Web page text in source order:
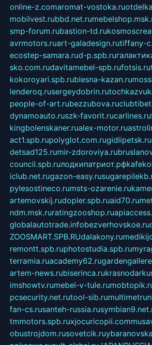
online-z.comaromat-vostoka.ru
mobilvest.rubbd.net.ru
smp-forum.rubastion-td.ru
avrmotors.ruart-galadesign.rutiffany-
ecostep-samara.rud-p.spb.ru
sko.com.rudavitamebel-spb.rufotsis.ru
kokoroyari.spb.rublesna-kazan.ru
lenderoq.rusergeydobrin.ru
people-of-art.rubezzubova.ru
dynamoauto.ruszk-favorit.rucarlines.ru
kingbolenskaner.rualex-motor.ru
act1.spb.rupolyglot.com.rugidlipetsk.ru
detsad125.rumir-zdoroviya.ru
council.spb.ruлодкипатриот.рф
iclub.net.rugazon-easy.ru
pylesostineco.rumsts-ozarenie.ru
artemovskij.rudopler.spb.ruaid70.ru
ndm.msk.ruratingzooshop.ru
globalautotrade.infobezverhovskoe.ru
ZOOSMART.SPB.RUdalakony.ru
remontt.spb.ruphotostudia.spb.ru
terramia.ruacademy62.ru
artem-news.rubiserinca.ru
imshowtv.rumebel-v-tule.ru
pcsecurity.net.rutool-sib.ru
fan-cs.rusanteh-russia.ru
tmmotors.spb.ruxjocuricopii.com
obustrojdom.rusovetcik.ru